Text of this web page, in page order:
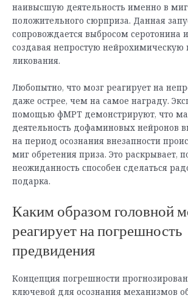
наивысшую деятельность именно в
положительного сюрприза. Данная
сопровождается выбросом серотонина
создавая непростую нейрохимическую
ликования.
Любопытно, что мозг реагирует на
даже острее, чем на самое награду.
помощью фМРТ демонстрируют, что
деятельность дофаминовых нейронов
на период осознания внезапности
миг обретения приза. Это раскрывает,
неожиданность способен сделаться
подарка.
Каким образом головной
реагирует на погрешность
предвидения
Концепция погрешности
ключевой для осознания механизмов